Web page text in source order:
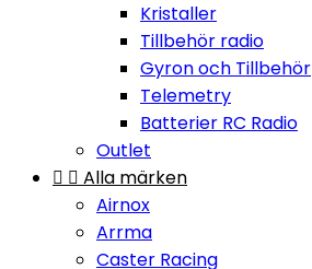
Kristaller
Tillbehör radio
Gyron och Tillbehör
Telemetry
Batterier RC Radio
Outlet
  Alla märken
Airnox
Arrma
Caster Racing